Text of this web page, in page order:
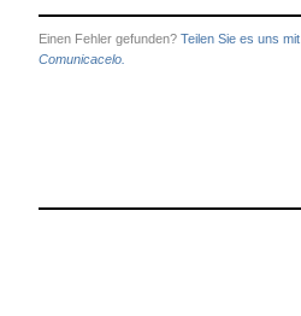
Einen Fehler gefunden? Teilen Sie es uns mit.
Comunicacelo.